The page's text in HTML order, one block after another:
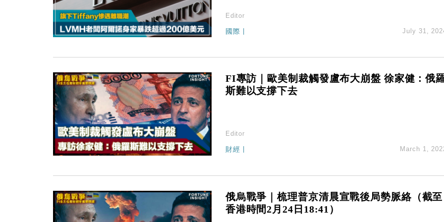
Editor
國際 | July 31,
FI專訪｜歐美制裁觸發盧布大崩盤 徐家健：俄
斯難以支撐下去
Editor
財經 March 1,
俄烏戰爭｜梳理普京清晨宣戰後局勢脈絡（截至
香港時間2月24日18:41）